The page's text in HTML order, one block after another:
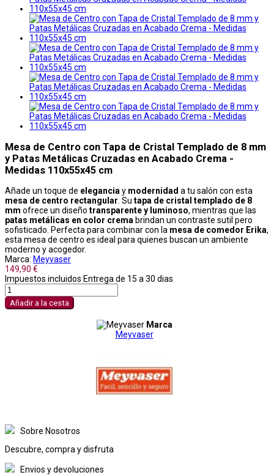
Mesa de Centro con Tapa de Cristal Templado de 8 mm
y Patas Metálicas Cruzadas en Acabado Crema -
Medidas 110x55x45 cm
Añade un toque de elegancia y modernidad a tu salón con esta
mesa de centro rectangular . Su tapa de cristal templado de 8
mm ofrece un diseño transparente y luminoso, mientras que las
patas metálicas en color crema brindan un contraste sutil pero
sofisticado. Perfecta para combinar con la mesa de comedor Erika,
esta mesa de centro es ideal para quienes buscan un ambiente
moderno y acogedor.
Marca: Meyvaser
149,90 €
Impuestos incluidos Entrega de 15 a 30 dias
Añadir a la cesta
Marca
Meyvaser
Sobre Nosotros
Descubre, compra y disfruta
Envios y devoluciones